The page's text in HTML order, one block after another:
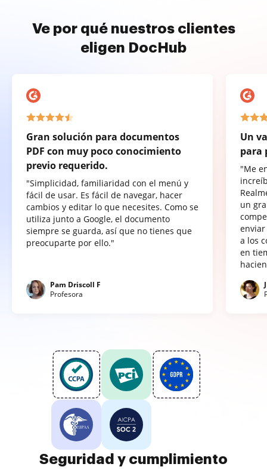
Ve por qué nuestros clientes
eligen DocHub
Gran solución para documentos
PDF con muy poco conocimiento
previo requerido.
"Simplicidad, familiaridad con el menú y
fácil de usar. Es fácil de navegar, hacer
cambios y editar lo que necesites. Como se
utiliza junto a Google, el documento
siempre se guarda, así que no tienes que
preocuparte por ello."
Pam Driscoll F
Profesora
Un
para
"Me
un
a los
en
Seguridad y cumplimiento